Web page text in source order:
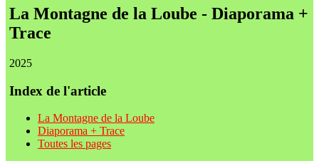
La Montagne de la Loube - Diaporama +
Trace
2025
Index de l'article
La Montagne de la Loube
Diaporama + Trace
Toutes les pages